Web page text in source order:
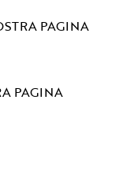
PAGINA
PAGINA